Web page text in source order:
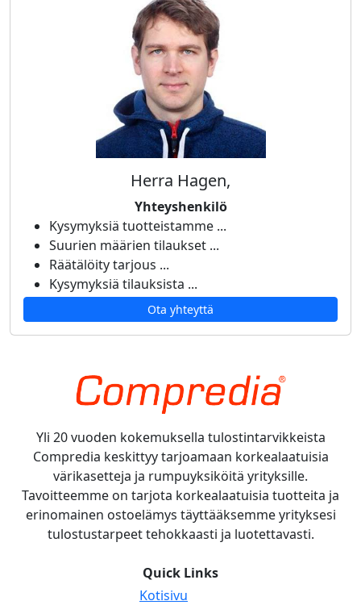
Herra Hagen,
Yhteyshenkilö
Kysymyksiä tuotteistamme ...
Suurien määrien tilaukset ...
Räätälöity tarjous ...
Kysymyksiä tilauksista ...
Ota yhteyttä
Yli 20 vuoden kokemuksella tulostintarvikkeista
Compredia keskittyy tarjoamaan korkealaatuisia
värikasetteja ja rumpuyksiköitä yrityksille.
Tavoitteemme on tarjota korkealaatuisia tuotteita ja
erinomainen ostoelämys täyttääksemme yrityksesi
tulostustarpeet tehokkaasti ja luotettavasti.
Quick Links
Kotisivu